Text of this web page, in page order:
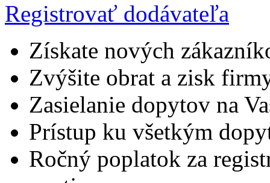
Registrovať dodávateľa
Získate nových
Zvýšite obrat a zisk
Zasielanie dopytov na
Prístup ku všetkým
Ročný poplatok za